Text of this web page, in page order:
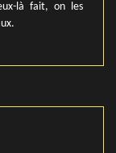
là fait, on les